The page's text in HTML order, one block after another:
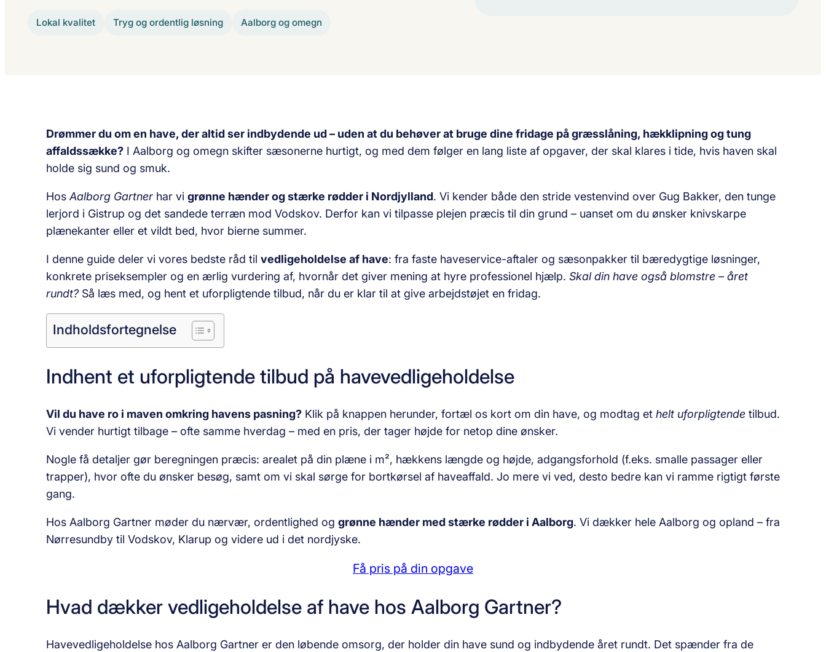
Lokal kvalitet Tryg og ordentlig løsning Aalborg og omegn
Drømmer du om en have, der altid ser indbydende ud – uden at du behøver at bruge dine fridage på græsslåning, hækklipning og tung
affaldssække?I Aalborg og omegn skifter sæsonerne hurtigt, og med dem følger en lang liste af opgaver, der skal klares i tide, hvis haven skal
holde sig sund og smuk.
Hos Aalborg Gartnerhar vi grønne hænder og stærke rødder i Nordjylland. Vi kender både den stride vestenvind over Gug Bakker, den tunge
lerjord i Gistrup og det sandede terræn mod Vodskov. Derfor kan vi tilpasse plejen præcis til din grund – uanset om du ønsker knivskarpe
plænekanter eller et vildt bed, hvor bierne summer.
I denne guide deler vi vores bedste råd til vedligeholdelse af have: fra faste haveservice-aftaler og sæsonpakker til bæredygtige løsninger,
konkrete priseksempler og en ærlig vurdering af, hvornår det giver mening at hyre professionel hjælp. Skal din have også blomstre – året
rundt?Så læs med, og hent et uforpligtende tilbud, når du er klar til at give arbejdstøjet en fridag.
Indholdsfortegnelse
Indhent et uforpligtende tilbud på havevedligeholdelse
Vil du have ro i maven omkring havens pasning?Klik på knappen herunder, fortæl os kort om din have, og modtag et helt uforpligtendetilbud.
Vi vender hurtigt tilbage – ofte samme hverdag – med en pris, der tager højde for netop dine ønsker.
Nogle få detaljer gør beregningen præcis: arealet på din plæne i m², hækkens længde og højde, adgangsforhold (f.eks. smalle passager eller
trapper), hvor ofte du ønsker besøg, samt om vi skal sørge for bortkørsel af haveaffald. Jo mere vi ved, desto bedre kan vi ramme rigtigt første
gang.
Hos Aalborg Gartner møder du nærvær, ordentlighed og grønne hænder med stærke rødder i Aalborg. Vi dækker hele Aalborg og opland – fra
Nørresundby til Vodskov, Klarup og videre ud i det nordjyske.
Få pris på din opgave
Hvad dækker vedligeholdelse af have hos Aalborg Gartner?
Havevedligeholdelse hos Aalborg Gartner er den løbende omsorg, der holder din have sund og indbydende året rundt. Det spænder fra de